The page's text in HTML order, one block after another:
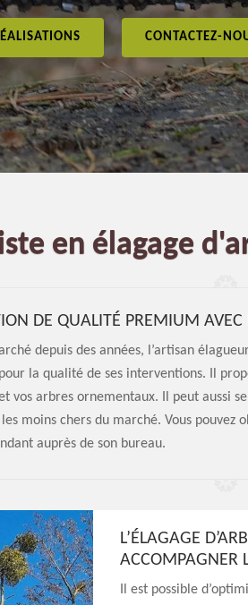
CONTACTEZ-
en élagage
DE QUALITÉ PREMIUM AVEC
depuis des années, l’artisan
la qualité de ses interventions. Il
vos arbres ornementaux. Il peut aussi
moins chers du marché. Vous pouvez
auprès de son bureau.
L’ÉLAGAGE
ACCOMPAGNER
Il est possible